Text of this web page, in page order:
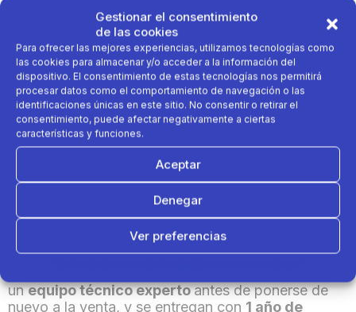
Gestionar el consentimiento
de las cookies
Para ofrecer las mejores experiencias, utilizamos tecnologías como
las cookies para almacenar y/o acceder a la información del
dispositivo. El consentimiento de estas tecnologías nos permitirá
procesar datos como el comportamiento de navegación o las
identificaciones únicas en este sitio. No consentir o retirar el
consentimiento, puede afectar negativamente a ciertas
características y funciones.
Aceptar
Denegar
Ver preferencias
En estos espacios los clientes pueden comprar y
vender bicicletas de segunda mano de marcas
premium, destacando modelos de gama altade
distintas disciplinas que se renuevan
constantemente dando respuesta a ciclistas de
niveles medios y expertos. Esta propuesta
convivirá con la oferta habitual de ciclismo de la
compañía, integrando así soluciones para que
cualquier deportista pueda disfrutar de este
Además, como principal novedad, Decathlon
amplía su servicio de recompra incorporando
bicicletas de carbono de carretera, gravel y de
montaña. Estos productos pasan por unproceso
unequipo técnico expertoantes de ponerse de
nuevo a la venta, y se entregan con 1 año de